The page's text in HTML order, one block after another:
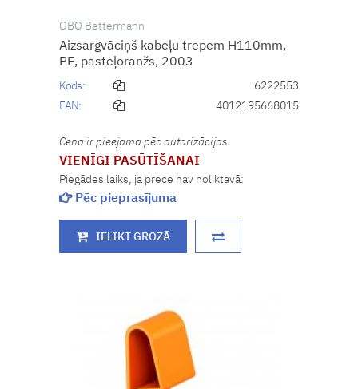
OBO Bettermann
Aizsargvāciņš kabeļu trepem H110mm,
PE, pasteļoranžs, 2003
Kods:
6222553
EAN:
4012195668015
Cena ir pieejama pēc autorizācijas
VIENĪGI PASŪTĪŠANAI
Piegādes laiks, ja prece nav noliktavā:
Pēc pieprasījuma
IELIKT GROZĀ